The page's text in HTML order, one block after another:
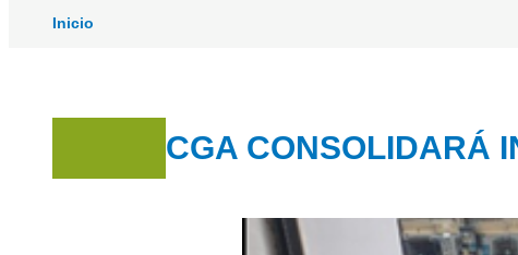
Inicio
CGA CONSOLIDARÁ